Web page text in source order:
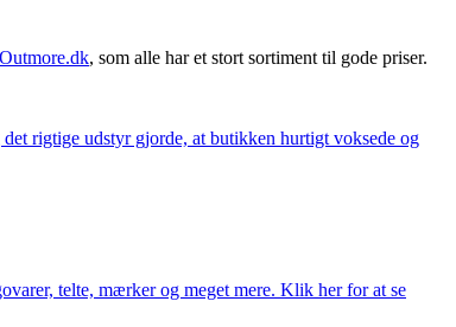
Outmore.dk, som alle har et stort sortiment til gode priser.
rigtige udstyr gjorde, at butikken hurtigt voksede og
telte, mærker og meget mere. Klik her for at se